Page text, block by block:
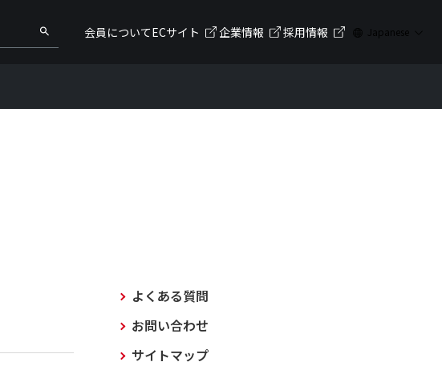
検索 会員についてECサイト 企業情報 採用情報 Japanese
よくある質問
お問い合わせ
サイトマップ